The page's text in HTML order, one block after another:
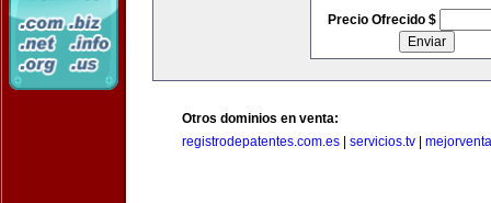
Precio Ofrecido $
Otros dominios en venta:
registrodepatentes.com.es
servicios.tv